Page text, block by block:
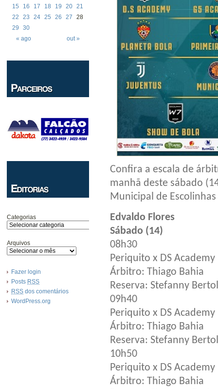
« ago out »
15
16 17 18 19 20 21
22
23 24 25 26 27
28
29
30
Categorias
Arquivos
Fazer login
Posts RSS
RSS dos comentários
WordPress.org
Confira a escala de
manhã deste sábado
Municipal de
Edvaldo Flores
Sábado (14)
08h30
Periquito x DS
Árbitro: Thiago Bahia
Reserva: Stefanny
09h40
Periquito x DS
Árbitro: Thiago Bahia
Reserva: Stefanny
10h50
Periquito x DS
Árbitro: Thiago Bahia